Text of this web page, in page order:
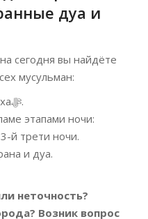
дуа и
сегодня вы найдёте
мусульман:
Счётчик поминаний Аллахаﷻ.
этапами ночи:
й трети ночи.
и дуа.
неточность?
Возник вопрос